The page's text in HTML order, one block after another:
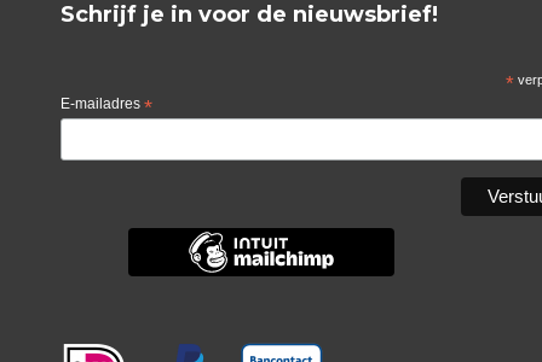
Schrijf je in voor de nieuwsbrief!
*
E-mailadres *